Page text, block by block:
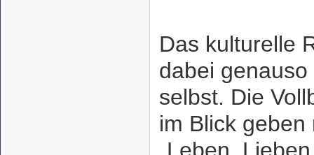
Das kulturelle
dabei
selbst. Die
im Blick
„Leben,